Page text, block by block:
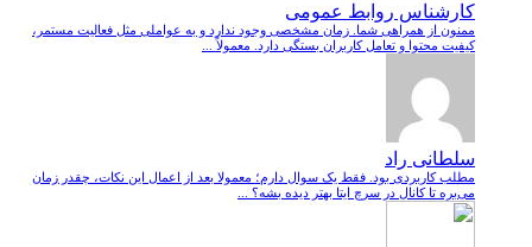
کارشناس روابط عمومی
ممنون از همراهی شما. زمان مشخصی وجود ندارد و به عواملی مثل فعالیت مستمر،
کیفیت محتوا و تعامل کاربران بستگی دارد. معمولاً ...
سلطانی راد
مطلب کاربردی بود. فقط یک سوال دارم؛ معمولا بعد از اعمال این نکات، چقدر زمان
می‌بره تا کانال در سرچ ایتا بهتر دیده بشه؟ ...